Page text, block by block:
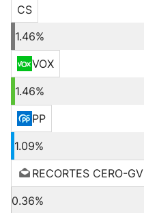
CS
1.46%
VOX
1.46%
PP
1.09%
RECORTES CERO-GV
0.36%